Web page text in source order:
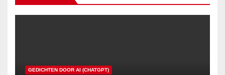
GEDICHTEN DOOR AI (CHATGPT)